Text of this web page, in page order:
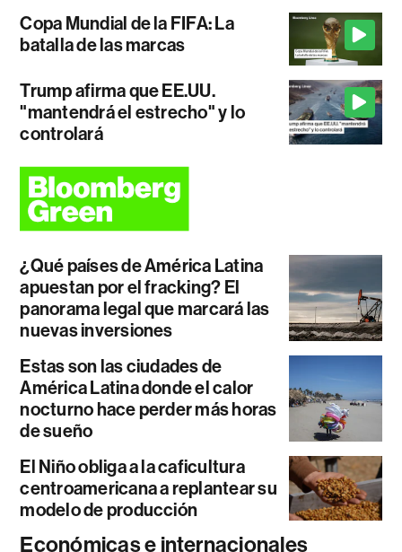
Copa Mundial de la FIFA: La
batalla de las marcas
Trump afirma que EE.UU.
"mantendrá el estrecho" y lo
controlará
¿Qué países de América Latina
apuestan por el fracking? El
panorama legal que marcará las
nuevas inversiones
Estas son las ciudades de
América Latina donde el calor
nocturno hace perder más horas
de sueño
El Niño obliga a la caficultura
centroamericana a replantear su
modelo de producción
Económicas e internacionales